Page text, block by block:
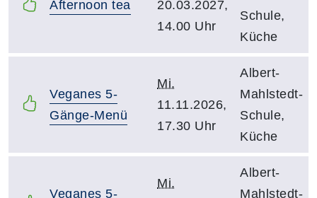
Afternoon tea
20.03.2027,
14.00 Uhr
Schule,
Küche
Veganes 5-
Gänge-Menü
Mi.
11.11.2026,
17.30 Uhr
Albert-
Mahlstedt-
Schule,
Küche
Veganes 5-
Mi.
Albert-
Mahlstedt-